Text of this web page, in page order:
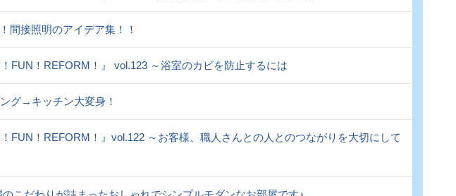
間接照明のアイデア集！！
FUN！REFORM！』 vol.123 ～浴室のカビを防止するには
グ→キッチン大変身！
FUN！REFORM！』vol.122 ～お客様、職人さんとの人とのつながりを大切にして